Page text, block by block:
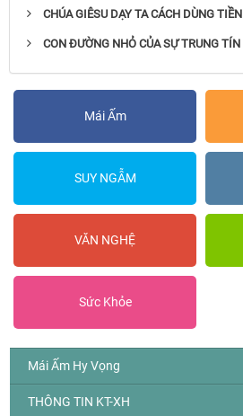
CHÚA GIÊSU DẠY TA CÁCH DÙNG TIỀN
CON ĐƯỜNG NHỎ CỦA SỰ TRUNG TÍN
Mái Ấm
SUY NGẪM
VĂN NGHỆ
Sức Khỏe
Mái Ấm Hy Vọng
THÔNG TIN KT-XH